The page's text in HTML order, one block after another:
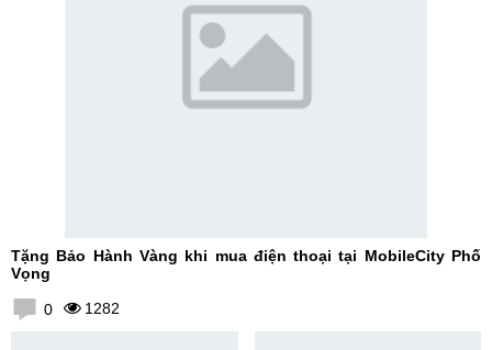
Tặng Bảo Hành Vàng khi mua điện thoại tại MobileCity Phố
Vọng
0 1282